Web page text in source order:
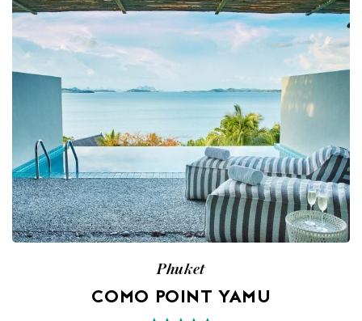
Phuket
COMO POINT YAMU